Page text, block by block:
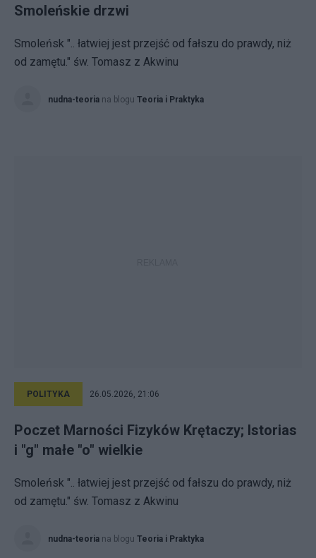
Smoleńskie drzwi
Smoleńsk ".. łatwiej jest przejść od fałszu do prawdy, niż
od zamętu." św. Tomasz z Akwinu
nudna-teoria na blogu Teoria i Praktyka
POLITYKA 26.05.2026, 21:06
Poczet Marności Fizyków Krętaczy; Istorias
i "g" małe "o" wielkie
Smoleńsk ".. łatwiej jest przejść od fałszu do prawdy, niż
od zamętu." św. Tomasz z Akwinu
nudna-teoria na blogu Teoria i Praktyka